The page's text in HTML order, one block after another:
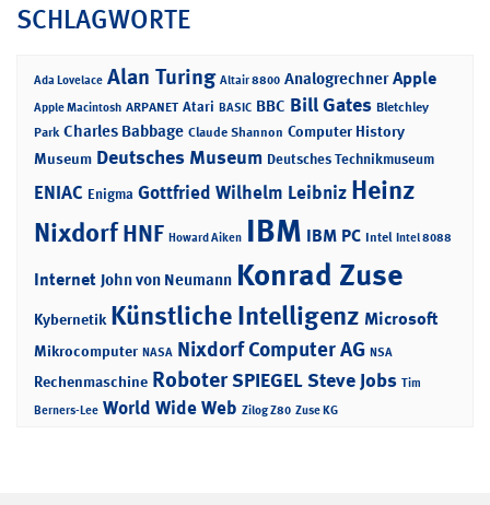
SCHLAGWORTE
Ada Lovelace Alan Turing Altair 8800 Analogrechner Apple
Apple Macintosh ARPANET Atari BASIC BBC Bill Gates Bletchley
Park Charles Babbage Claude Shannon Computer History
Museum Deutsches Museum Deutsches Technikmuseum
ENIAC Enigma Gottfried Wilhelm Leibniz Heinz
NixdorfHNF Howard Aiken IBM IBM PC Intel Intel 8088
Internet John von Neumann Konrad Zuse
Kybernetik Künstliche Intelligenz Microsoft
Mikrocomputer NASA Nixdorf Computer AG NSA
Rechenmaschine RoboterSPIEGELSteve Jobs Tim
Berners-Lee World Wide Web Zilog Z80 Zuse KG